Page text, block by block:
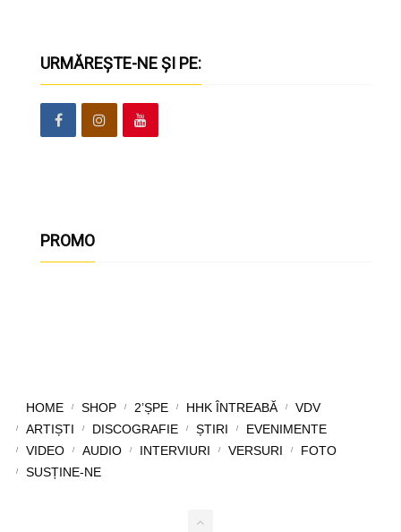
URMĂREȘTE-NE ȘI PE:
PROMO
HOME SHOP 2’ȘPE HHK ÎNTREABĂ
VDV
ARTIȘTI
DISCOGRAFIE ȘTIRI
EVENIMENTE
VIDEO
AUDIO INTERVIURI VERSURI
FOTO
SUSȚINE-NE